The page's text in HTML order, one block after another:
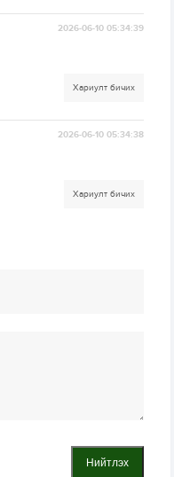
2026-06-10 05:34:39
Хариулт бичих
2026-06-10 05:34:38
Хариулт бичих
Нийтлэх